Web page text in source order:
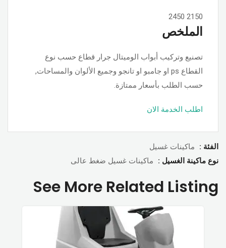
2150
2450
الملخص
تصنيع وتركيب أبواب الوميتال جرار قطاع حسب نوع
القطاع ps او جامبو او تانجو وجميع الألوان والمساحات,
حسب الطلب بأسعار ممتازة.
اطلب الخدمة الان
الفئة :
ماكينات غسيل
نوع ماكينة الغسيل :
ماكينات غسيل ضغط عالى
See More Related Listing